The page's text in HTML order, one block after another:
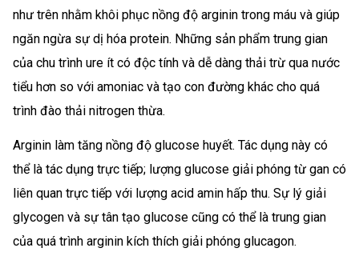
như trên nhằm khôi phục nồng độ arginin trong máu và giúp
ngăn ngừa sự dị hóa protein. Những sản phẩm trung gian
của chu trình ure ít có độc tính và dễ dàng thải trừ qua nước
tiểu hơn so với amoniac và tạo con đường khác cho quá
trình đào thải nitrogen thừa.
Arginin làm tăng nồng độ glucose huyết. Tác dụng này có
thể là tác dụng trực tiếp; lượng glucose giải phóng từ gan có
liên quan trực tiếp với lượng acid amin hấp thu. Sự lý giải
glycogen và sự tân tạo glucose cũng có thể là trung gian
của quá trình arginin kích thích giải phóng glucagon.